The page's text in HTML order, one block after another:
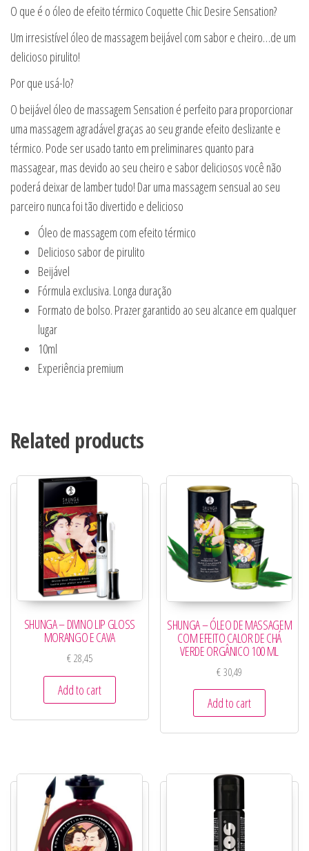
O que é o óleo de efeito térmico Coquette Chic Desire Sensation?
Um irresistível óleo de massagem beijável com sabor e cheiro…de um
delicioso pirulito!
Por que usá-lo?
O beijável óleo de massagem Sensation é perfeito para proporcionar
uma massagem agradável graças ao seu grande efeito deslizante e
térmico. Pode ser usado tanto em preliminares quanto para
massagear, mas devido ao seu cheiro e sabor deliciosos você não
poderá deixar de lamber tudo! Dar uma massagem sensual ao seu
parceiro nunca foi tão divertido e delicioso
Óleo de massagem com efeito térmico
Delicioso sabor de pirulito
Beijável
Fórmula exclusiva. Longa duração
Formato de bolso. Prazer garantido ao seu alcance em qualquer
lugar
10ml
Experiência premium
Related products
SHUNGA – DIVINO LIP GLOSS
MORANGO E CAVA
€28,45
Add to cart
SHUNGA – ÓLEO DE MASSAGEM
COM EFEITO CALOR DE CHÁ
VERDE ORGÂNICO 100 ML
€30,49
Add to cart